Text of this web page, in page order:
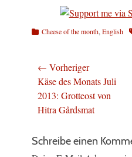
Kategorien
Cheese of the month,English
Beitragsnavigation
← Vorheriger
Vorheriger
Beitrag:
Käse des Monats Juli
2013: Grotteost von
Hitra Gårdsmat
Schreibe einen